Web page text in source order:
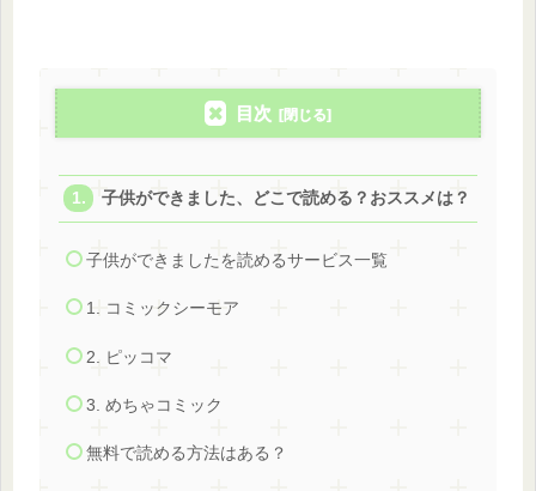
目次
子供ができました、どこで読める？おススメは？
子供ができましたを読めるサービス一覧
1. コミックシーモア
2. ピッコマ
3. めちゃコミック
無料で読める方法はある？